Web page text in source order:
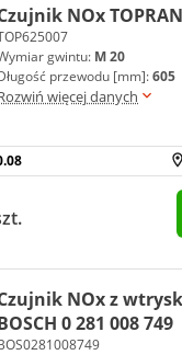
NOx
gwintu: M 20
przewodu [mm]:605
więcej danych
NOx z
0 281 008 749